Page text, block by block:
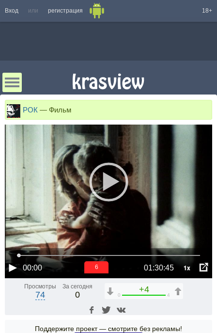
Вход или регистрация 18+
РОК — Фильм
00:00 01:30:45 1x
6
Просмотры
74
За сегодня
0
+4
0 4
Поддержите проект — смотрите без рекламы!